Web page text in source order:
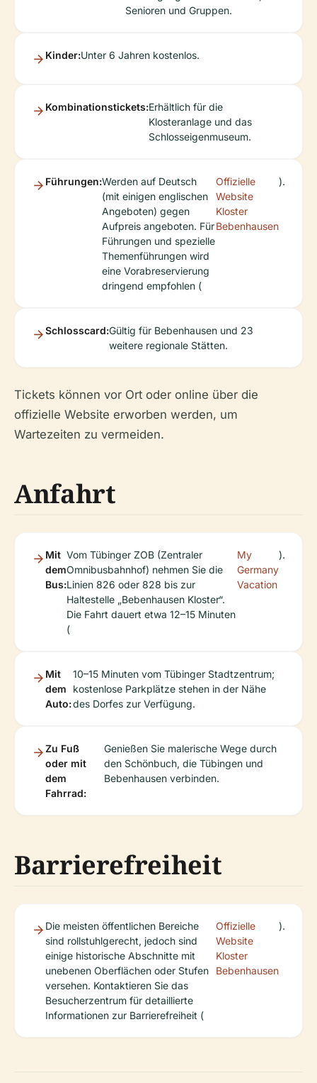
Senioren und Gruppen.
Kinder:Unter 6 Jahren kostenlos.
Kombinationstickets:Erhältlich für die
Klosteranlage und das
Schlosseigenmuseum.
Führungen:Werden auf Deutsch
(mit einigen englischen
Angeboten) gegen
Aufpreis angeboten. Für
Führungen und spezielle
Themenführungen wird
eine Vorabreservierung
dringend empfohlen (
Offizielle
Website
Kloster
Bebenhausen
).
Schlosscard:Gültig für Bebenhausen und 23
weitere regionale Stätten.
Tickets können vor Ort oder online über die
offizielle Website erworben werden, um
Wartezeiten zu vermeiden.
Anfahrt
Mit
dem
Bus:
Vom Tübinger ZOB (Zentraler
Omnibusbahnhof) nehmen Sie die
Linien 826 oder 828 bis zur
Haltestelle „Bebenhausen Kloster“.
Die Fahrt dauert etwa 12–15 Minuten
(
My
Germany
Vacation
).
Mit
dem
Auto:
10–15 Minuten vom Tübinger Stadtzentrum;
kostenlose Parkplätze stehen in der Nähe
des Dorfes zur Verfügung.
Zu Fuß
oder mit
dem
Fahrrad:
Genießen Sie malerische Wege durch
den Schönbuch, die Tübingen und
Bebenhausen verbinden.
Barrierefreiheit
Die meisten öffentlichen Bereiche
sind rollstuhlgerecht, jedoch sind
einige historische Abschnitte mit
unebenen Oberflächen oder Stufen
versehen. Kontaktieren Sie das
Besucherzentrum für detaillierte
Informationen zur Barrierefreiheit (
Offizielle
Website
Kloster
Bebenhausen
).